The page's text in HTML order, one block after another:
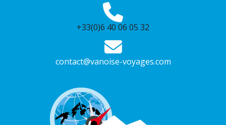
+33(0)6 40 06 05 32
contact@vanoise-voyages.com